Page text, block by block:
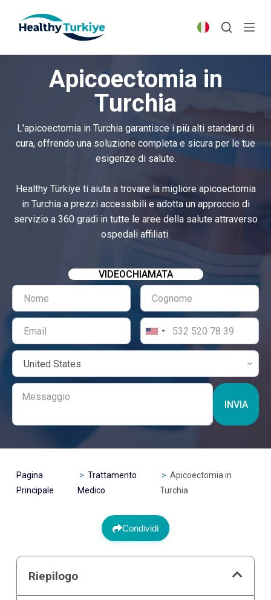
p
Apicoectomia in
Turchia
L'apicoectomia in Turchia garantisce i più alti standard di
cura, offrendo una soluzione completa e sicura per le tue
esigenze di salute.
Healthy Türkiye ti aiuta a trovare la migliore apicoectomia
in Turchia a prezzi accessibili e adotta un approccio di
servizio a 360 gradi in tutte le aree della salute attraverso
ospedali affiliati.
VIDEOCHIAMATA
INVIA
Pagina
Principale
Trattamento
Medico
Apicoectomia in
Turchia
Condividi
Riepilogo